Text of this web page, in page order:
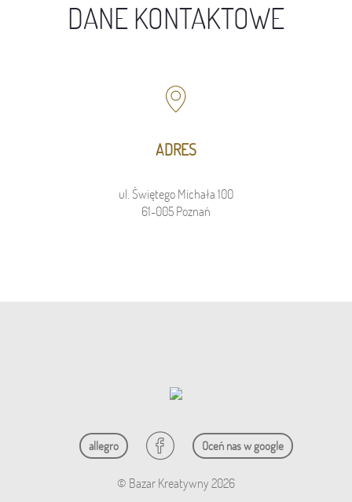
DANE KONTAKTOWE
ADRES
ul. Świętego Michała 100
61-005 Poznań
allegro Oceń nas w google
© Bazar Kreatywny 2026